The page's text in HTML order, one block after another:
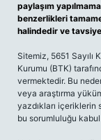
paylaşım
benzerlikleri
halindedir ve
Sitemiz, 5651 Sayılı
Kurumu (BTK)
vermektedir. Bu
veya araştırma
yazdıkları içeriklerin
bu sorumluluğu kabul